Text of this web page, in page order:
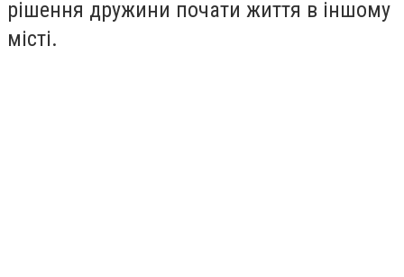
рішення дружини почати життя в іншому
місті.